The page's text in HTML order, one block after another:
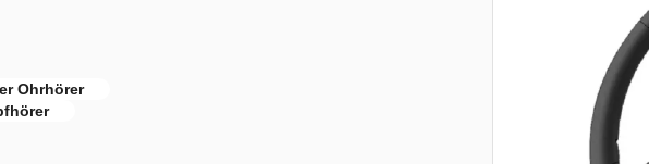
Ohrhörer